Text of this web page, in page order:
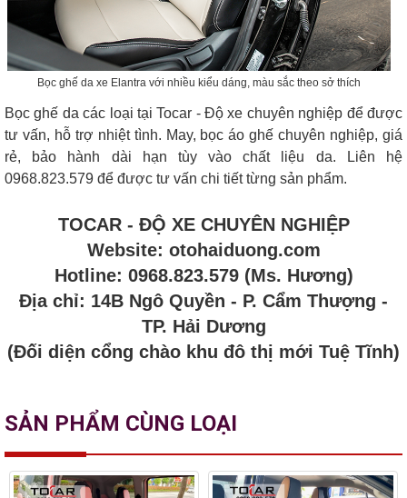
Bọc ghế da xe Elantra với nhiều kiểu dáng, màu sắc theo sở thích
Bọc ghế da các loại tại Tocar - Độ xe chuyên nghiệp để được
tư vấn, hỗ trợ nhiệt tình. May, bọc áo ghế chuyên nghiệp, giá
rẻ, bảo hành dài hạn tùy vào chất liệu da. Liên hệ
0968.823.579 để được tư vấn chi tiết từng sản phẩm.
TOCAR - ĐỘ XE CHUYÊN NGHIỆP
Website: otohaiduong.com
Hotline: 0968.823.579 (Ms. Hương)
Địa chỉ: 14B Ngô Quyền - P. Cẩm Thượng -
TP. Hải Dương
(Đối diện cổng chào khu đô thị mới Tuệ Tĩnh)
SẢN PHẨM CÙNG LOẠI